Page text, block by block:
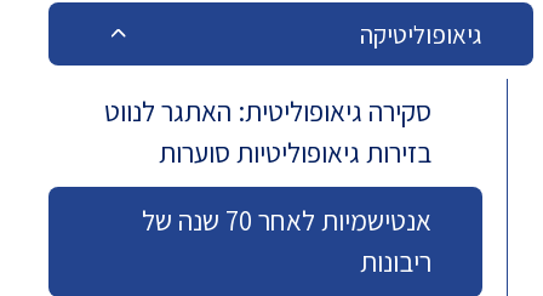
גיאופוליטיקה
סקירה גיאופוליטית: האתגר לנווט
בזירות גיאופוליטיות סוערות
אנטישמיות לאחר 70 שנה של
ריבונות